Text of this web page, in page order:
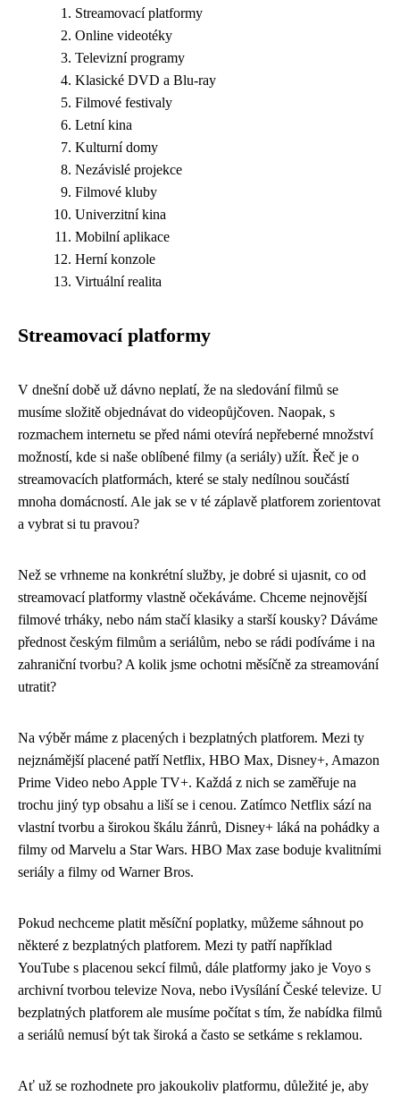
Streamovací platformy
Online videotéky
Televizní programy
Klasické DVD a Blu-ray
Filmové festivaly
Letní kina
Kulturní domy
Nezávislé projekce
Filmové kluby
Univerzitní kina
Mobilní aplikace
Herní konzole
Virtuální realita
Streamovací platformy
V dnešní době už dávno neplatí, že na sledování filmů se
musíme složitě objednávat do videopůjčoven. Naopak, s
rozmachem internetu se před námi otevírá nepřeberné množství
možností, kde si naše oblíbené filmy (a seriály) užít. Řeč je o
streamovacích platformách, které se staly nedílnou součástí
mnoha domácností. Ale jak se v té záplavě platforem zorientovat
a vybrat si tu pravou?
Než se vrhneme na konkrétní služby, je dobré si ujasnit, co od
streamovací platformy vlastně očekáváme. Chceme nejnovější
filmové trháky, nebo nám stačí klasiky a starší kousky? Dáváme
přednost českým filmům a seriálům, nebo se rádi podíváme i na
zahraniční tvorbu? A kolik jsme ochotni měsíčně za streamování
utratit?
Na výběr máme z placených i bezplatných platforem. Mezi ty
nejznámější placené patří Netflix, HBO Max, Disney+, Amazon
Prime Video nebo Apple TV+. Každá z nich se zaměřuje na
trochu jiný typ obsahu a liší se i cenou. Zatímco Netflix sází na
vlastní tvorbu a širokou škálu žánrů, Disney+ láká na pohádky a
filmy od Marvelu a Star Wars. HBO Max zase boduje kvalitními
seriály a filmy od Warner Bros.
Pokud nechceme platit měsíční poplatky, můžeme sáhnout po
některé z bezplatných platforem. Mezi ty patří například
YouTube s placenou sekcí filmů, dále platformy jako je Voyo s
archivní tvorbou televize Nova, nebo iVysílání České televize. U
bezplatných platforem ale musíme počítat s tím, že nabídka filmů
a seriálů nemusí být tak široká a často se setkáme s reklamou.
Ať už se rozhodnete pro jakoukoliv platformu, důležité je, aby